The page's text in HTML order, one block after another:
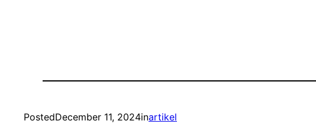
PostedDecember 11, 2024inartikel